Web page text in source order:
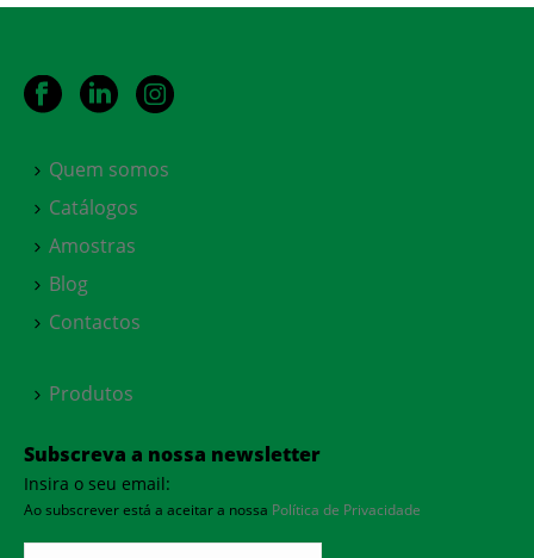
Quem somos
Catálogos
Amostras
Blog
Contactos
Produtos
Subscreva a nossa newsletter
Insira o seu email:
Ao subscrever está a aceitar a nossa Política de Privacidade